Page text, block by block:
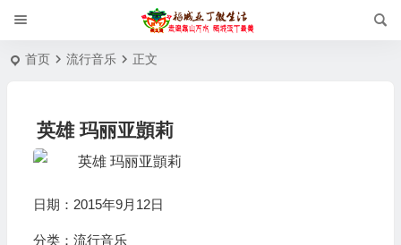
首页 流行音乐 正文
英雄 玛丽亚顗莉
日期：2015年9月12日
分类： 流行音乐